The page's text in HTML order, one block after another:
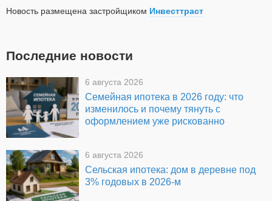
Новость размещена застройщиком Инвесттраст
Последние новости
6 августа 2026
Семейная ипотека в 2026 году: что
изменилось и почему тянуть с
оформлением уже рискованно
6 августа 2026
Сельская ипотека: дом в деревне под
3% годовых в 2026-м